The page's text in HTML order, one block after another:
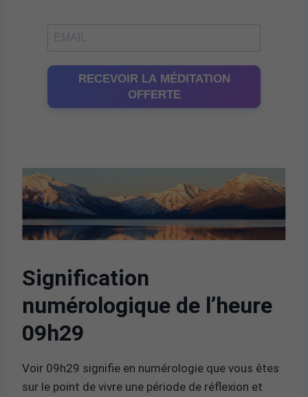
RECEVOIR LA MÉDITATION
OFFERTE
Signification
numérologique de l’heure
09h29
Voir 09h29 signifie en numérologie que vous êtes
sur le point de vivre une période de réflexion et